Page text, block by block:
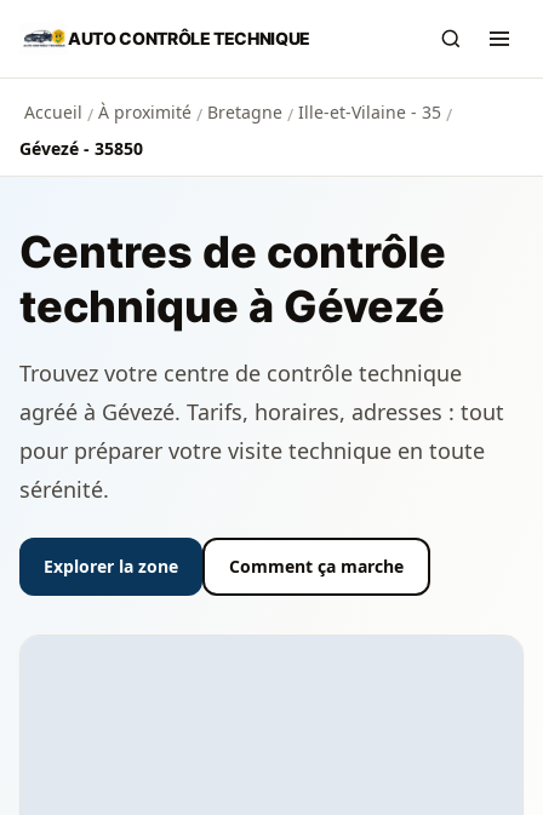
Aller au contenu principal
AUTO CONTRÔLE TECHNIQUE
Accueil / À proximité / Bretagne / Ille-et-Vilaine - 35 /
Gévezé - 35850
Centres de contrôle
technique à Gévezé
Trouvez votre centre de contrôle technique
agréé à Gévezé. Tarifs, horaires, adresses : tout
pour préparer votre visite technique en toute
sérénité.
Explorer la zone Comment ça marche